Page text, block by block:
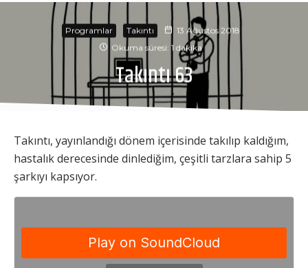
Programlar Takıntı
13 Ağustos 2018
Okuma süresi: 1 dakika
Takıntı 63
Takıntı, yayınlandığı dönem içerisinde takılıp kaldığım,
hastalık derecesinde dinlediğim, çeşitli tarzlara sahip 5
şarkıyı kapsıyor.